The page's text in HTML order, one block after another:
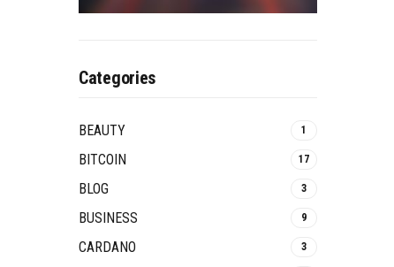
Categories
BEAUTY 1
BITCOIN 17
BLOG 3
BUSINESS 9
CARDANO 3